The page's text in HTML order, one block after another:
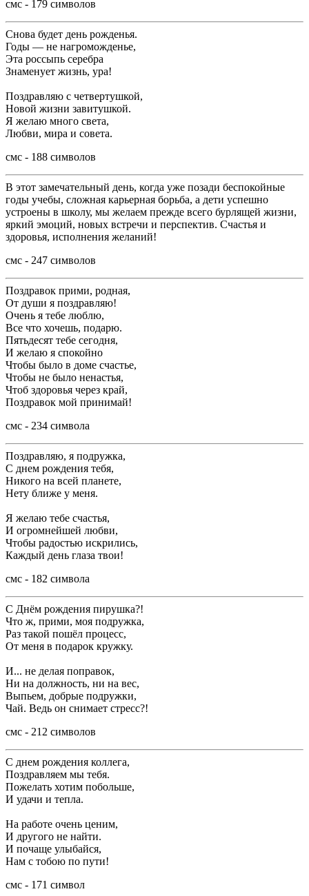
смс - 179 символов
Снова будет день рожденья.
Годы — не нагроможденье,
Эта россыпь серебра
Знаменует жизнь, ура!
Поздравляю с четвертушкой,
Новой жизни завитушкой.
Я желаю много света,
Любви, мира и совета.
смс - 188 символов
В этот замечательный день, когда уже позади беспокойные
годы учебы, сложная карьерная борьба, а дети успешно
устроены в школу, мы желаем прежде всего бурлящей жизни,
яркий эмоций, новых встречи и перспектив. Счастья и
здоровья, исполнения желаний!
смс - 247 символов
Поздравок прими, родная,
От души я поздравляю!
Очень я тебе люблю,
Все что хочешь, подарю.
Пятьдесят тебе сегодня,
И желаю я спокойно
Чтобы было в доме счастье,
Чтобы не было ненастья,
Чтоб здоровья через край,
Поздравок мой принимай!
смс - 234 символа
Поздравляю, я подружка,
С днем рождения тебя,
Никого на всей планете,
Нету ближе у меня.
Я желаю тебе счастья,
И огромнейшей любви,
Чтобы радостью искрились,
Каждый день глаза твои!
смс - 182 символа
С Днём рождения пирушка?!
Что ж, прими, моя подружка,
Раз такой пошёл процесс,
От меня в подарок кружку.
И... не делая поправок,
Ни на должность, ни на вес,
Выпьем, добрые подружки,
Чай. Ведь он снимает стресс?!
смс - 212 символов
С днем рождения коллега,
Поздравляем мы тебя.
Пожелать хотим побольше,
И удачи и тепла.
На работе очень ценим,
И другого не найти.
И почаще улыбайся,
Нам с тобою по пути!
смс - 171 символ